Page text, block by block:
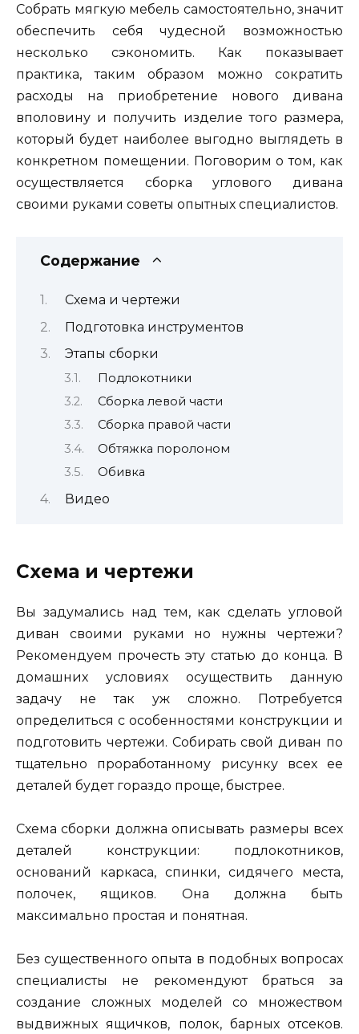
Собрать мягкую мебель самостоятельно, значит
обеспечить себя чудесной возможностью
несколько сэкономить. Как показывает
практика, таким образом можно сократить
расходы на приобретение нового дивана
вполовину и получить изделие того размера,
который будет наиболее выгодно выглядеть в
конкретном помещении. Поговорим о том, как
осуществляется сборка углового дивана
своими руками советы опытных специалистов.
Содержание
Схема и чертежи
Подготовка инструментов
Этапы сборки
Подлокотники
Сборка левой части
Сборка правой части
Обтяжка поролоном
Обивка
Видео
Схема и чертежи
Вы задумались над тем, как сделать угловой
диван своими руками но нужны чертежи?
Рекомендуем прочесть эту статью до конца. В
домашних условиях осуществить данную
задачу не так уж сложно. Потребуется
определиться с особенностями конструкции и
подготовить чертежи. Собирать свой диван по
тщательно проработанному рисунку всех ее
деталей будет гораздо проще, быстрее.
Схема сборки должна описывать размеры всех
деталей конструкции: подлокотников,
оснований каркаса, спинки, сидячего места,
полочек, ящиков. Она должна быть
максимально простая и понятная.
Без существенного опыта в подобных вопросах
специалисты не рекомендуют браться за
создание сложных моделей со множеством
выдвижных ящичков, полок, барных отсеков.